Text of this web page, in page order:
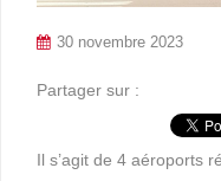
30 novembre 2023
Partager sur :
Il s’agit de 4 aéroports